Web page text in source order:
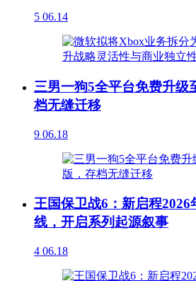
5 06.14
三男一狗5全平台免费升级
档无缝迁移
9 06.18
王国保卫战6：新启程2026
线，开启系列起源叙事
4 06.18